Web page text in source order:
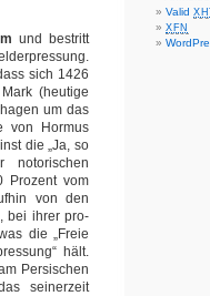
und bestritt
sich 1426
(heutige
um das
von Hormus
die „Ja, so
notorischen
Prozent vom
von den
bei ihrer pro-
die „Freie
hält.
Persischen
seinerzeit
Valid
XFN